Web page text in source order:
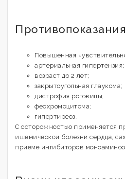
Противопоказания
Повышенная
артериальная гипертензия;
возраст до 2 лет;
закрытоугольная глаукома;
дистрофия роговицы;
феохромоцитома;
гипертиреоз.
С осторожностью применяется
ишемической болезни сердца,
приеме ингибиторов